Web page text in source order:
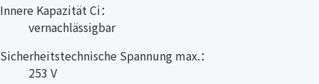
Innere Kapazität Ci：
vernachlässigbar
Sicherheitstechnische Spannung max.：
253 V